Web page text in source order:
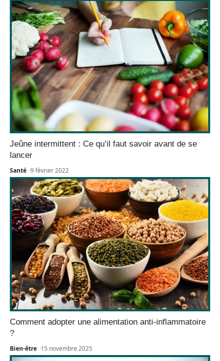
Jeûne intermittent : Ce qu’il faut savoir avant de se
lancer
Santé 9 février 2022
Comment adopter une alimentation anti-inflammatoire
?
Bien-être 15 novembre 2025